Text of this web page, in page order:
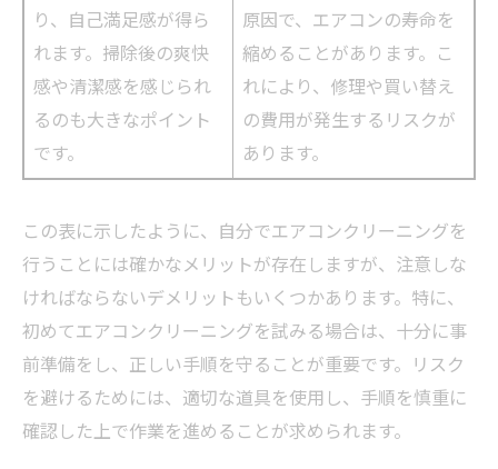
り、自己満足感が得ら
れます。掃除後の爽快
感や清潔感を感じられ
るのも大きなポイント
です。
原因で、エアコンの寿命を
縮めることがあります。こ
れにより、修理や買い替え
の費用が発生するリスクが
あります。
この表に示したように、自分でエアコンクリーニングを
行うことには確かなメリットが存在しますが、注意しな
ければならないデメリットもいくつかあります。特に、
初めてエアコンクリーニングを試みる場合は、十分に事
前準備をし、正しい手順を守ることが重要です。リスク
を避けるためには、適切な道具を使用し、手順を慎重に
確認した上で作業を進めることが求められます。